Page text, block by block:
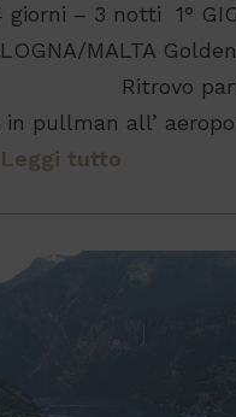
giorni – 3 notti 1°
MALTA
pullman all’
Leggi tutto